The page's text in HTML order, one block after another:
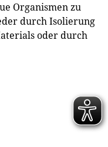
Organismen zu
durch Isolierung
oder durch